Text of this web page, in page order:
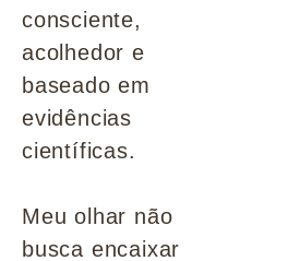
consciente,
acolhedor e
baseado em
evidências
científicas.
Meu olhar não
busca encaixar